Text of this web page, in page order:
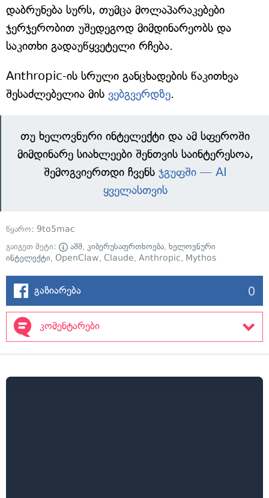
დაბრუნება სურს, თუმცა მოლაპარაკებები
ჯერჯერობით უშედეგოდ მიმდინარეობს და
საკითხი გადაუწყვეტელი რჩება.
Anthropic-ის სრული განცხადების წაკითხვა
შესაძლებელია მის ვებგვერდზე.
თუ ხელოვნური ინტელექტი და ამ სფეროში
მიმდინარე სიახლეები შენთვის საინტერესოა,
შემოგვიერთდი ჩვენს ჯგუფში — AI
ყველასთვის
წყარო: 9to5mac
გაიგეთ მეტი:
აშშ, კიბერუსაფრთხოება, ხელოვნური
ინტელექტი, OpenClaw, Claude, Anthropic, Mythos
გაზიარება 0
კომენტარები